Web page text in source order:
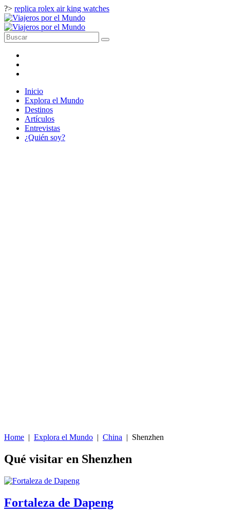
?> replica rolex air king watches
Inicio
Explora el Mundo
Destinos
Artículos
Entrevistas
¿Quién soy?
Home | Explora el Mundo | China | Shenzhen
Qué visitar en Shenzhen
Fortaleza de Dapeng